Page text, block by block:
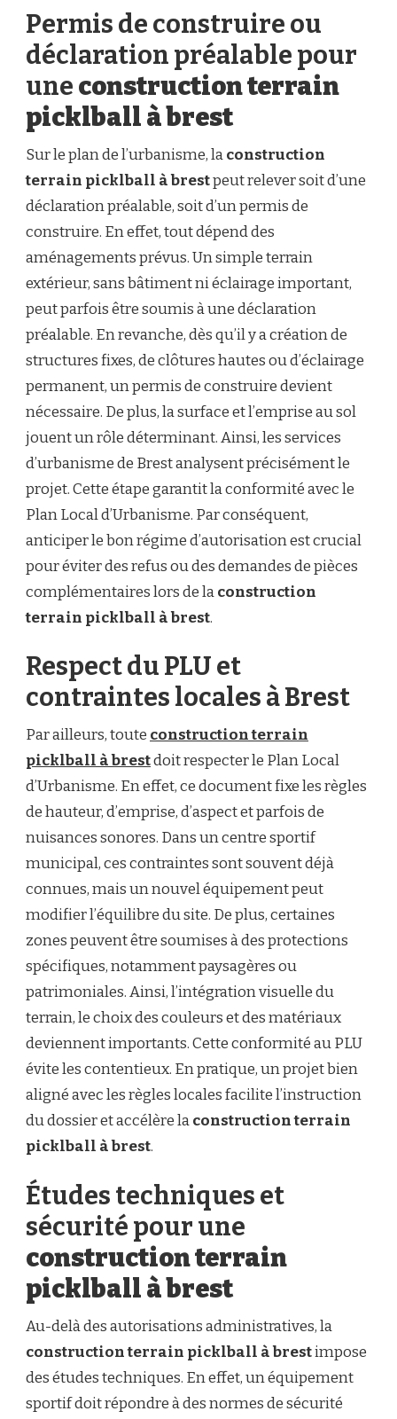
Permis de construire ou
déclaration préalable pour
une construction terrain
picklball à brest
Sur le plan de l’urbanisme, laconstruction
terrain picklball à brestpeut relever soit d’une
déclaration préalable, soit d’un permis de
construire. En effet, tout dépend des
aménagements prévus. Un simple terrain
extérieur, sans bâtiment ni éclairage important,
peut parfois être soumis à une déclaration
préalable. En revanche, dès qu’il y a création de
structures fixes, de clôtures hautes ou d’éclairage
permanent, un permis de construire devient
nécessaire. De plus, la surface et l’emprise au sol
jouent un rôle déterminant. Ainsi, les services
d’urbanisme de Brest analysent précisément le
projet. Cette étape garantit la conformité avec le
Plan Local d’Urbanisme. Par conséquent,
anticiper le bon régime d’autorisation est crucial
pour éviter des refus ou des demandes de pièces
complémentaires lors de laconstruction
terrain picklball à brest.
Respect du PLU et
contraintes locales à Brest
Par ailleurs, toute construction terrain
picklball à brestdoit respecter le Plan Local
d’Urbanisme. En effet, ce document fixe les règles
de hauteur, d’emprise, d’aspect et parfois de
nuisances sonores. Dans un centre sportif
municipal, ces contraintes sont souvent déjà
connues, mais un nouvel équipement peut
modifier l’équilibre du site. De plus, certaines
zones peuvent être soumises à des protections
spécifiques, notamment paysagères ou
patrimoniales. Ainsi, l’intégration visuelle du
terrain, le choix des couleurs et des matériaux
deviennent importants. Cette conformité au PLU
évite les contentieux. En pratique, un projet bien
aligné avec les règles locales facilite l’instruction
du dossier et accélère laconstruction terrain
picklball à brest.
Études techniques et
sécurité pour une
construction terrain
picklball à brest
Au-delà des autorisations administratives, la
construction terrain picklball à brestimpose
des études techniques. En effet, un équipement
sportif doit répondre à des normes de sécurité